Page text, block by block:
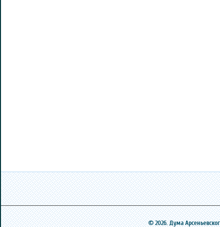
© 2026. Дума